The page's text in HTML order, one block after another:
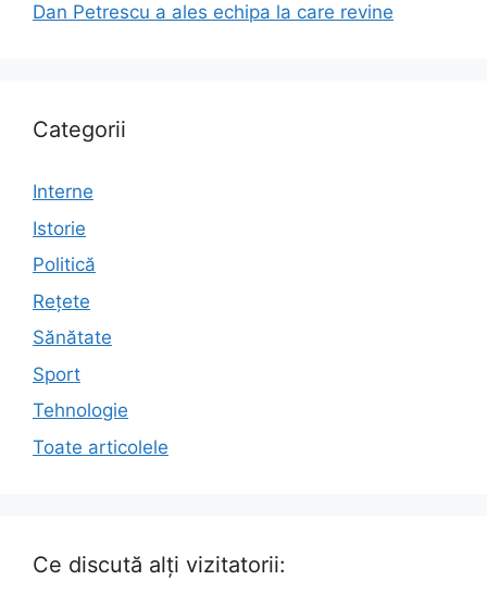
Dan Petrescu a ales echipa la care revine
Categorii
Interne
Istorie
Politică
Rețete
Sănătate
Sport
Tehnologie
Toate articolele
Ce discută alți vizitatorii: